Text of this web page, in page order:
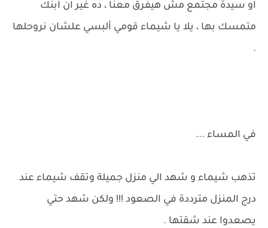
او سيدة مجتمع مش هيفرق معنا ، ده غير ان ابنك
متمسك بها ، يلا يا شيماء قومي ألبسي علشان نروحلها
.
في المساء ...
تذهب شيماء و شهد الي منزل جميلة وتقف شيماء عند
درج المنزل مترددة في الصعود !!! ولكن شهد حتي
يصعدوا عند شقتها .